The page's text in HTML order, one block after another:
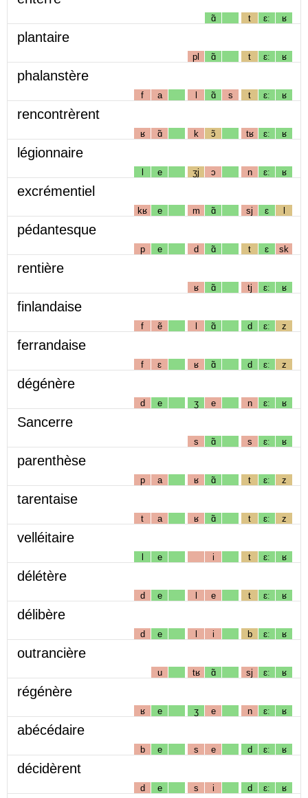
ɑ̃ t ɛː ʁ
plantaire
pl ɑ̃ t ɛː ʁ
phalanstère
f a l ɑ̃ s t ɛː ʁ
rencontrèrent
ʁ ɑ̃ k ɔ̃ tʁ ɛː ʁ
légionnaire
l e ʒj ɔ n ɛː ʁ
excrémentiel
kʁ e m ɑ̃ sj ɛ l
pédantesque
p e d ɑ̃ t ɛ sk
rentière
ʁ ɑ̃ tj ɛː ʁ
finlandaise
f ẽ l ɑ̃ d ɛː z
ferrandaise
f ɛ ʁ ɑ̃ d ɛː z
dégénère
d e ʒ e n ɛː ʁ
Sancerre
s ɑ̃ s ɛː ʁ
parenthèse
p a ʁ ɑ̃ t ɛː z
tarentaise
t a ʁ ɑ̃ t ɛː z
velléitaire
l e i t ɛː ʁ
délétère
d e l e t ɛː ʁ
délibère
d e l i b ɛː ʁ
outrancière
u tʁ ɑ̃ sj ɛː ʁ
régénère
ʁ e ʒ e n ɛː ʁ
abécédaire
b e s e d ɛː ʁ
décidèrent
d e s i d ɛː ʁ